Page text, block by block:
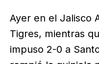
Ayer en el Jalisco
Tigres, mientras
impuso 2-0 a